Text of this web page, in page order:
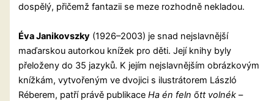
dospělý, přičemž fantazii se meze rozhodně nekladou.
Éva Janikovszky (1926–2003) je snad nejslavnější
maďarskou autorkou knížek pro děti. Její knihy byly
přeloženy do 35 jazyků. K jejím nejslavnějším obrázkovým
knížkám, vytvořeným ve dvojici s ilustrátorem László
Réberem, patří právě publikaceHa én feln őtt volnék –